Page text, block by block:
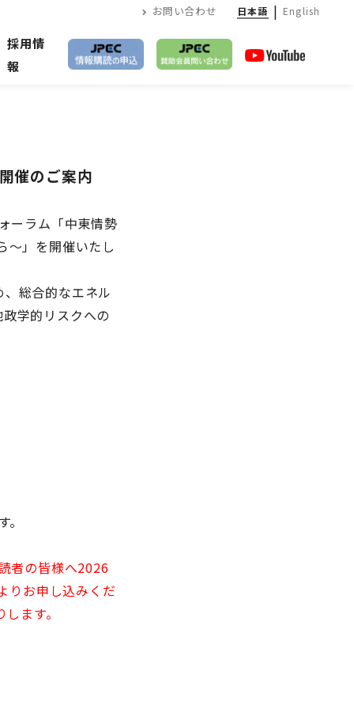
お問い合わせ 日本語 | English
採用情
報
催のご案内
ーラム「中東情勢
～」を開催いたし
総合的なエネル
学的リスクへの
者の皆様へ2026
りお申し込みくだ
ます。